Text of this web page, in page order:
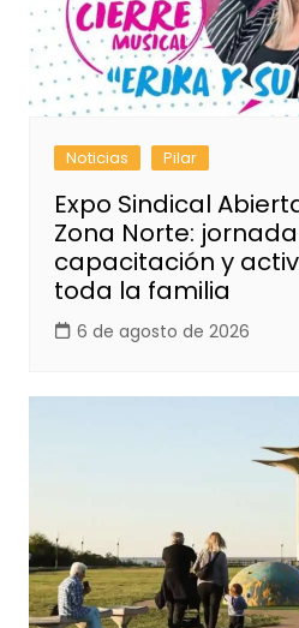
Noticias Pilar
Expo Sindical
Zona Norte:
capacitación y
toda la familia
6 de agosto de 2026